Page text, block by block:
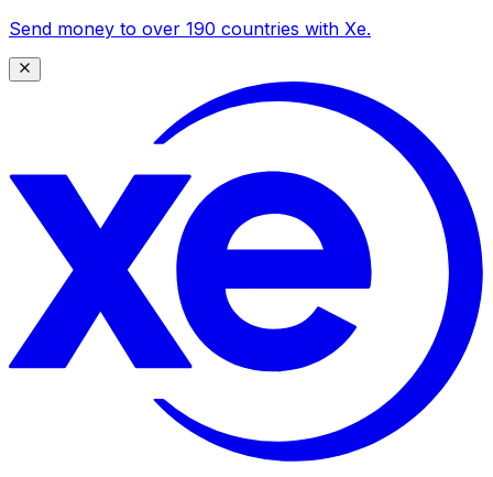
Send money to over 190 countries with Xe.